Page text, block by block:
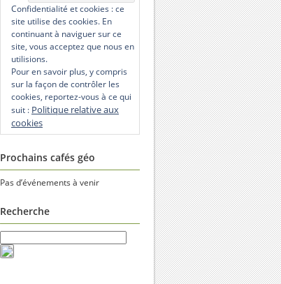
Confidentialité et cookies : ce
site utilise des cookies. En
continuant à naviguer sur ce
site, vous acceptez que nous en
utilisions.
Pour en savoir plus, y compris
sur la façon de contrôler les
cookies, reportez-vous à ce qui
suit : Politique relative aux
cookies
Prochains cafés géo
Pas d’événements à venir
Recherche